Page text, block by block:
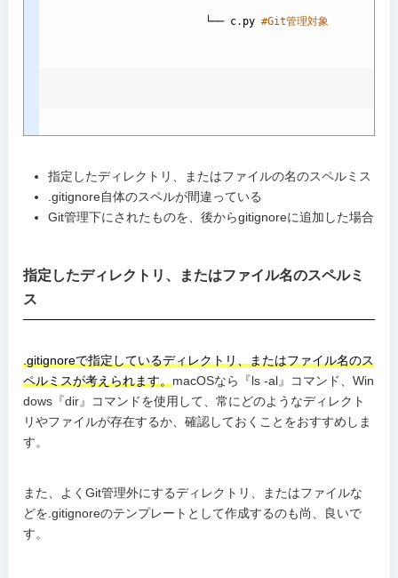
                          └──
c. py #Git管理対象
指定したディレクトリ、またはファイルの名のスペルミス
.gitignore自体のスペルが間違っている
Git管理下にされたものを、後からgitignoreに追加した場合
指定したディレクトリ、またはファイル名のスペルミ
ス
.gitignoreで指定しているディレクトリ、またはファイル名のス
ペルミスが考えられます。 macOSなら『ls -al』コマンド、Win
dows『dir』コマンドを使用して、常にどのようなディレクト
リやファイルが存在するか、確認しておくことをおすすめしま
す。
また、よくGit管理外にするディレクトリ、またはファイルな
どを.gitignoreのテンプレートとして作成するのも尚、良いで
す。